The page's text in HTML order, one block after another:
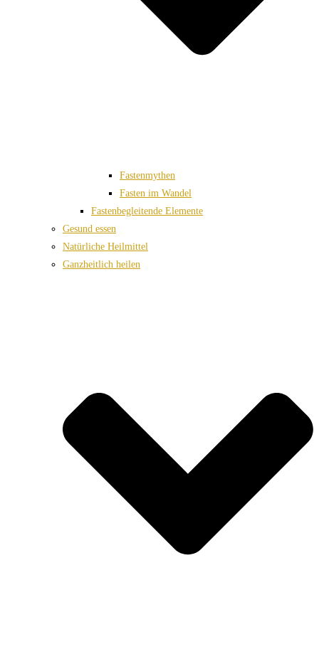
Fastenmythen
Fasten im Wandel
Fastenbegleitende Elemente
Gesund essen
Natürliche Heilmittel
Ganzheitlich heilen